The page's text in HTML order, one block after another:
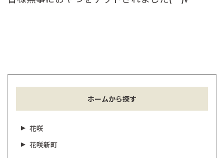
ホームから探す
花咲
花咲新町